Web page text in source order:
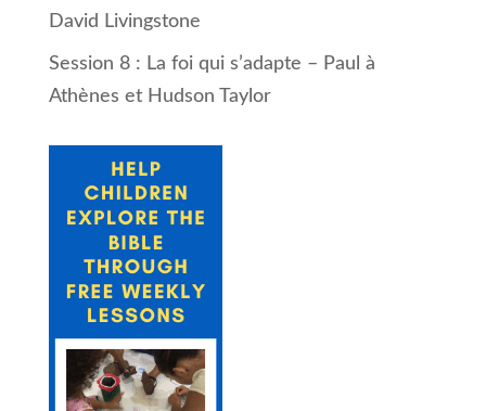
David Livingstone
Session 8 : La foi qui s’adapte – Paul à
Athènes et Hudson Taylor